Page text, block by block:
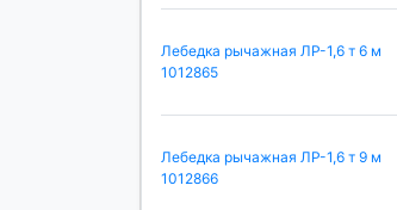
Лебедка рычажная ЛР-1,6 т 6 м
1012865
Лебедка рычажная ЛР-1,6 т 9 м
1012866